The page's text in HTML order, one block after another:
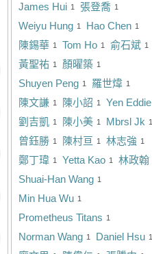
1
James Hui 1
張登喬
1
Weiyu Hung 1
Hao Chen
1
陳錫華 1
Tom Ho 1
俞石斌
1
黃聖祐 1
顏曜築
1
Shuyen Peng 1
羅世煒
1
陳文謙 1
陳小詔 Yen Eddie
1
劉吉凱 1
陳小美 1
Mbrsl Jk
1
曾鈺勝 1
陳村亘 1
林志強
1
鄭丁瑋 1
Yetta Kao 林政翰
1
Shuai-Han Wang
1
Min Hua Wu
1
Prometheus Titans
1
Norman Wang 1
Daniel Hsu